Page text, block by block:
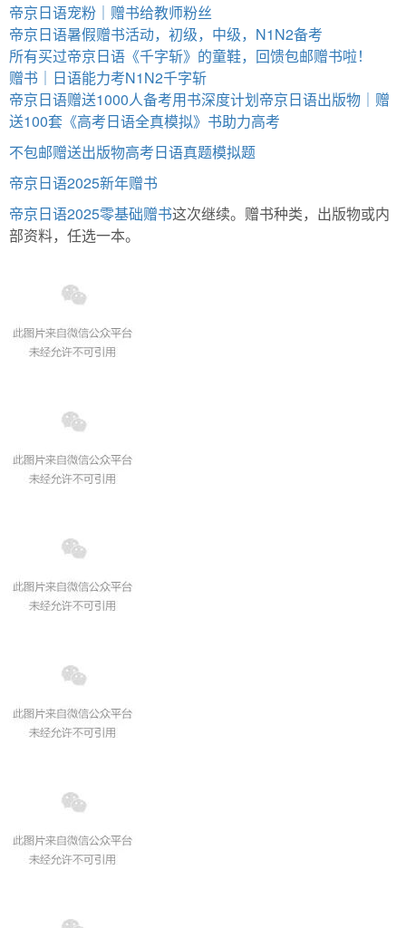
帝京日语宠粉｜赠书给教师粉丝
帝京日语暑假赠书活动，初级，中级，N1N2备考
所有买过帝京日语《千字斩》的童鞋，回馈包邮赠书啦！
赠书｜日语能力考N1N2千字斩
帝京日语赠送1000人备考用书深度计划帝京日语出版物｜赠
送100套《高考日语全真模拟》书助力高考
不包邮赠送出版物高考日语真题模拟题
帝京日语2025新年赠书
帝京日语2025零基础赠书这次继续。赠书种类，出版物或内
部资料，任选一本。